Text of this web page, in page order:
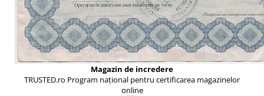
Magazin de incredere
TRUSTED.ro Program național pentru certificarea magazinelor
online